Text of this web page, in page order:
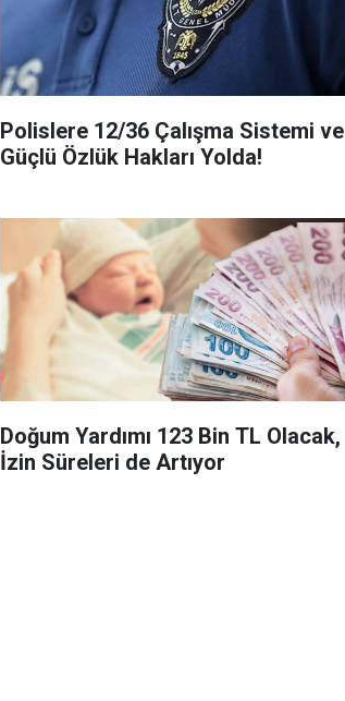
Polislere 12/36 Çalışma Sistemi ve
Güçlü Özlük Hakları Yolda!
Doğum Yardımı 123 Bin TL Olacak,
İzin Süreleri de Artıyor